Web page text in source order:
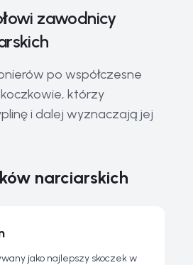
zawodnicy
po współczesne
którzy
i dalej wyznaczają jej
narciarskich
jako najlepszy skoczek w